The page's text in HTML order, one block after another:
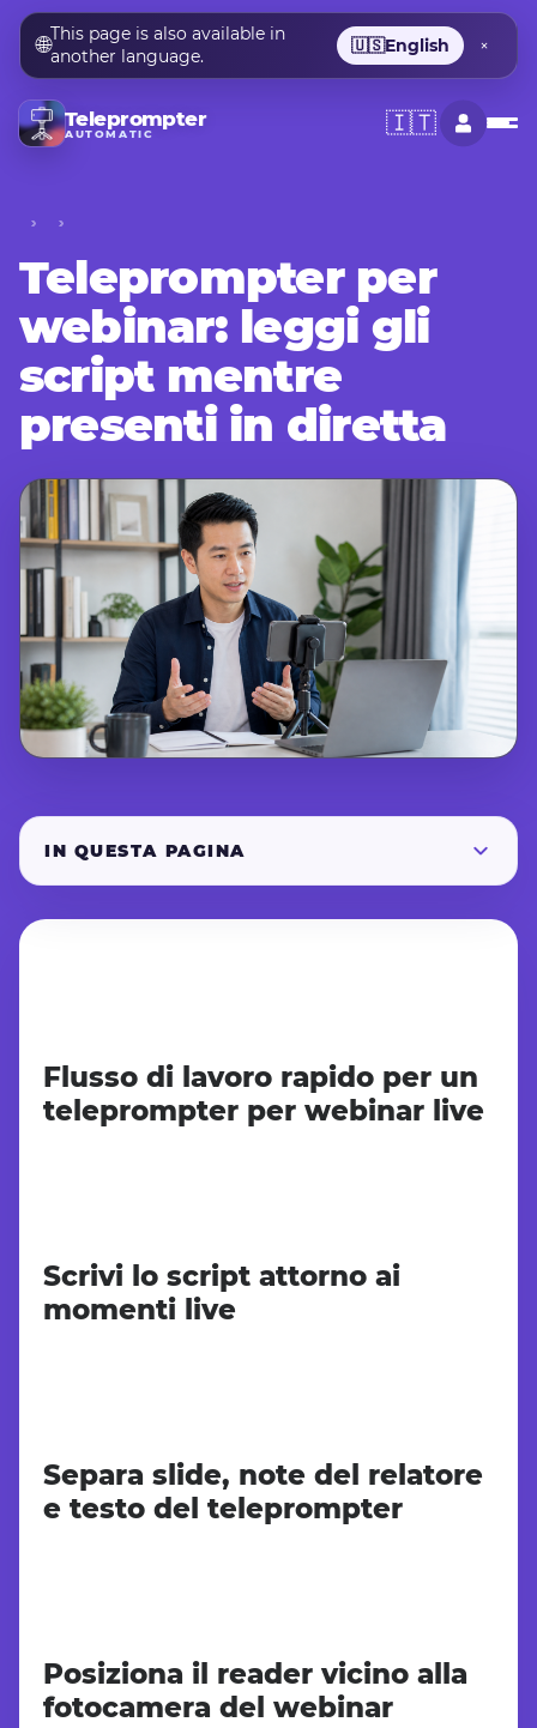
🌐This page is also available in
another language.
🇺🇸English ×
Teleprompter
AUTOMATIC 🇮🇹
Teleprompter per
webinar: leggi gli
script mentre
presenti in diretta
IN QUESTA PAGINA
Flusso di lavoro rapido per un
teleprompter per webinar live
Scrivi lo script attorno ai
momenti live
Separa slide, note del relatore
e testo del teleprompter
Posiziona il reader vicino alla
fotocamera del webinar